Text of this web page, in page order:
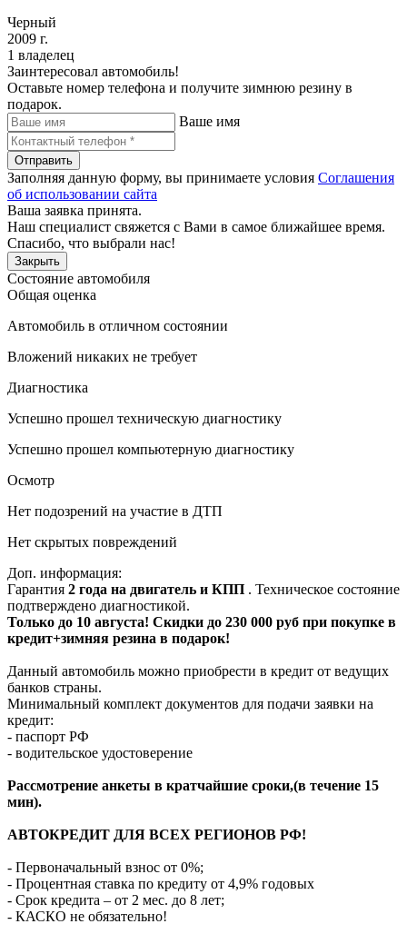
Черный
2009 г.
1 владелец
Заинтересовал автомобиль!
Оставьте номер телефона и получите зимнюю резину в
подарок.
Ваше имя
Отправить
Заполняя данную форму, вы принимаете условия Соглашения
об использовании сайта
Ваша заявка принята.
Наш специалист свяжется с Вами в самое ближайшее время.
Спасибо, что выбрали нас!
Закрыть
Состояние автомобиля
Общая оценка
Автомобиль в отличном состоянии
Вложений никаких не требует
Диагностика
Успешно прошел техническую диагностику
Успешно прошел компьютерную диагностику
Осмотр
Нет подозрений на участие в ДТП
Нет скрытых повреждений
Доп. информация:
Гарантия 2 года на двигатель и КПП . Техническое состояние
подтверждено диагностикой.
Только до 10 августа! Скидки до 230 000 руб при покупке в
кредит+зимняя резина в подарок!
Данный автомобиль можно приобрести в кредит от ведущих
банков страны.
Минимальный комплект документов для подачи заявки на
кредит:
- паспорт РФ
- водительское удостоверение
Рассмотрение анкеты в кратчайшие сроки,(в течение 15
мин).
АВТОКРЕДИТ ДЛЯ ВСЕХ РЕГИОНОВ РФ!
- Первоначальный взнос от 0%;
- Процентная ставка по кредиту от 4,9% годовых
- Срок кредита – от 2 мес. до 8 лет;
- КАСКО не обязательно!